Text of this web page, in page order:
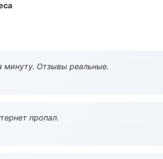
минуту. Отзывы реальные.
пропал.